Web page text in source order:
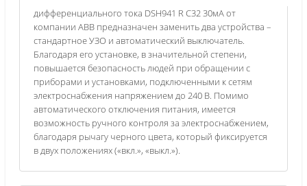
дифференциального тока DSH941 R C32 30мА от
компании ABB предназначен заменить два устройства –
стандартное УЗО и автоматический выключатель.
Благодаря его установке, в значительной степени,
повышается безопасность людей при обращении с
приборами и установками, подключенными к сетям
электроснабжения напряжением до 240 В. Помимо
автоматического отключения питания, имеется
возможность ручного контроля за электроснабжением,
благодаря рычагу черного цвета, который фиксируется
в двух положениях («вкл.», «выкл.»).